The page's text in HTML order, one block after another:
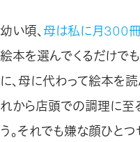
幼い頃、母は私に月300冊
絵本を選んでくるだけで
に、母に代わって絵本を
れから店頭での調理に至
う。それでも嫌な顔ひと